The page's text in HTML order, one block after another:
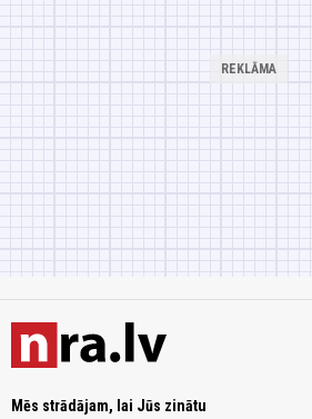
Mēs strādājam, lai Jūs zinātu